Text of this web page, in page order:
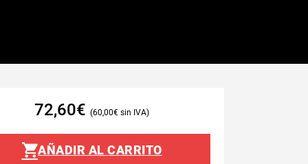
72,60€ 60,00€
AÑADIR AL CARRITO